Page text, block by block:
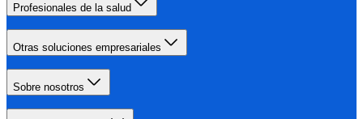
Profesionales de la salud
Otras soluciones empresariales
Sobre nosotros